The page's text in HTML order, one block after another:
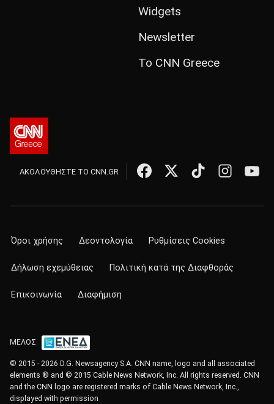
Widgets
Newsletter
Το CNN Greece
ΑΚΟΛΟΥΘΗΣΤΕ ΤΟ CNN.GR
Όροι χρήσης Δεοντολογία Ρυθμίσεις Cookies
Δήλωση εχεμύθειας Πολιτική κατά της Διαφθοράς
Επικοινωνία Διαφήμιση
ΜΕΛΟΣ
© 2015 - 2026 D.G. Newsagency S.A. CNN name, logo and all associated
elements ® and © 2015 Cable News Network, Inc. All rights reserved. CNN
and the CNN logo are registered marks of Cable News Network, Inc.,
displayed with permission